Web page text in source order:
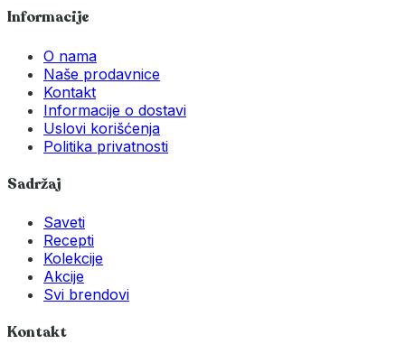
Informacije
O nama
Naše prodavnice
Kontakt
Informacije o dostavi
Uslovi korišćenja
Politika privatnosti
Sadržaj
Saveti
Recepti
Kolekcije
Akcije
Svi brendovi
Kontakt